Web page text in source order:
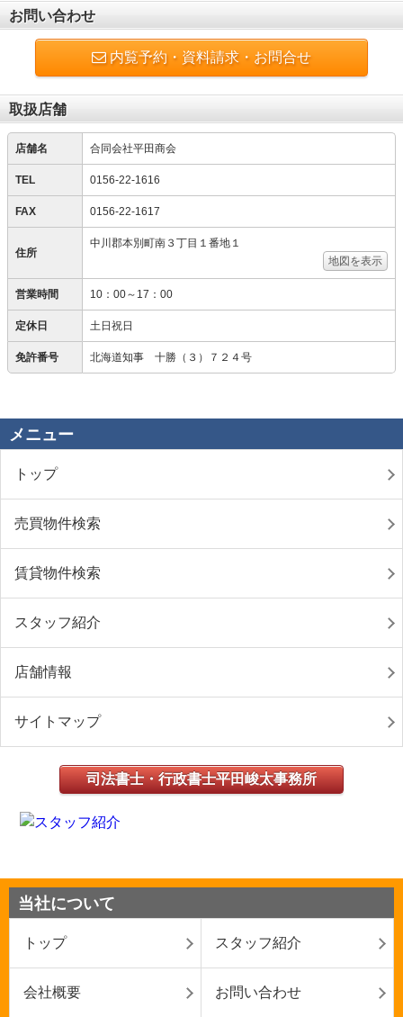
お問い合わせ
内覧予約・資料請求・お問合せ
取扱店舗
店舗名 合同会社平田商会
TEL 0156-22-1616
FAX 0156-22-1617
住所
中川郡本別町南３丁目１番地１
地図を表示
営業時間 10：00～17：00
定休日 土日祝日
免許番号 北海道知事 十勝（３）７２４号
メニュー
トップ
売買物件検索
賃貸物件検索
スタッフ紹介
店舗情報
サイトマップ
司法書士・行政書士平田峻太事務所
当社について
トップ スタッフ紹介
会社概要 お問い合わせ